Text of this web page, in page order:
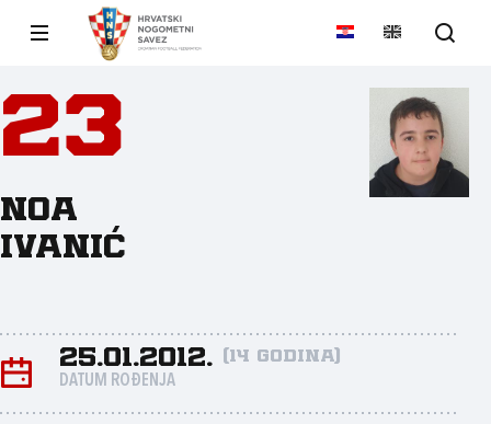
23
Noa
Ivanić
25.01.2012. (14 godina)
DATUM ROĐENJA